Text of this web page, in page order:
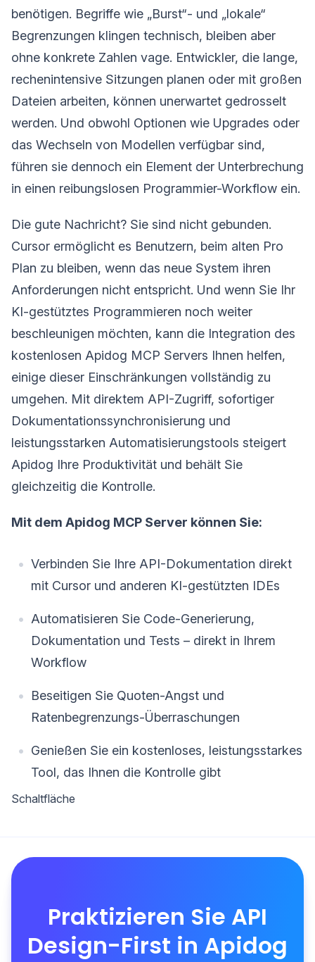
benötigen. Begriffe wie „Burst“- und „lokale“
Begrenzungen klingen technisch, bleiben aber
ohne konkrete Zahlen vage. Entwickler, die lange,
rechenintensive Sitzungen planen oder mit großen
Dateien arbeiten, können unerwartet gedrosselt
werden. Und obwohl Optionen wie Upgrades oder
das Wechseln von Modellen verfügbar sind,
führen sie dennoch ein Element der Unterbrechung
in einen reibungslosen Programmier-Workflow ein.
Die gute Nachricht? Sie sind nicht gebunden.
Cursor ermöglicht es Benutzern, beim alten Pro
Plan zu bleiben, wenn das neue System ihren
Anforderungen nicht entspricht. Und wenn Sie Ihr
KI-gestütztes Programmieren noch weiter
beschleunigen möchten, kann die Integration des
kostenlosen Apidog MCP Servers Ihnen helfen,
einige dieser Einschränkungen vollständig zu
umgehen. Mit direktem API-Zugriff, sofortiger
Dokumentationssynchronisierung und
leistungsstarken Automatisierungstools steigert
Apidog Ihre Produktivität und behält Sie
gleichzeitig die Kontrolle.
Mit dem Apidog MCP Server können Sie:
Verbinden Sie Ihre API-Dokumentation direkt
mit Cursor und anderen KI-gestützten IDEs
Automatisieren Sie Code-Generierung,
Dokumentation und Tests – direkt in Ihrem
Workflow
Beseitigen Sie Quoten-Angst und
Ratenbegrenzungs-Überraschungen
Genießen Sie ein kostenloses, leistungsstarkes
Tool, das Ihnen die Kontrolle gibt
Schaltfläche
Praktizieren Sie API
Design-First in Apidog